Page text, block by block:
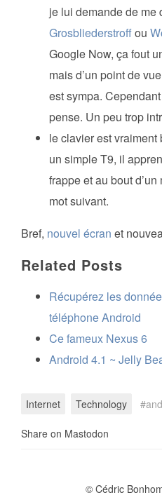
je lui demande de me
Grosbliederstroffou
Google Now, ça fout
mais d’un point de
est sympa.
pense. Un peu trop
le clavier est vraiment
un simple T9, il
frappe et au bout
mot suivant.
Bref, nouvel écran et
Related Posts
Récupérez les
téléphone Android
Ce fameux Nexus 6
Android 4.1 ~ Jelly
Internet Technology
Share on Mastodon
© Cédric